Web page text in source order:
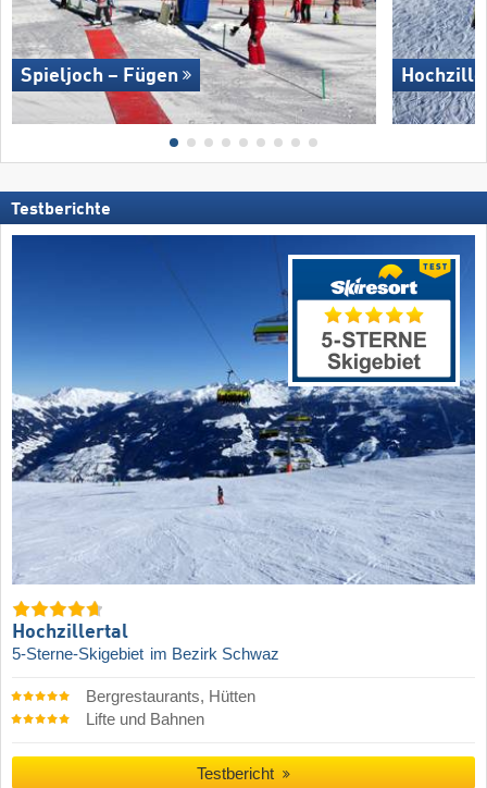
Spieljoch – Fügen
Testberichte
Hochzillertal
5-Sterne-Skigebiet im Bezirk Schwaz
Bergrestaurants, Hütten
Lifte und Bahnen
Testbericht